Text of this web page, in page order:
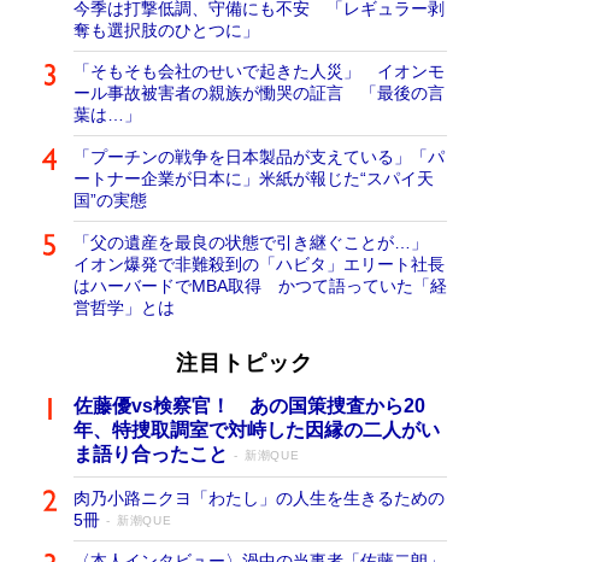
今季は打撃低調、守備にも不安 「レギュラー剥
奪も選択肢のひとつに」
「そもそも会社のせいで起きた人災」 イオンモ
ール事故被害者の親族が慟哭の証言 「最後の言
葉は…」
「プーチンの戦争を日本製品が支えている」「パ
ートナー企業が日本に」米紙が報じた“スパイ天
国”の実態
「父の遺産を最良の状態で引き継ぐことが…」
イオン爆発で非難殺到の「ハビタ」エリート社長
はハーバードでMBA取得 かつて語っていた「経
営哲学」とは
注目トピック
佐藤優vs検察官！ あの国策捜査から20
年、特捜取調室で対峙した因縁の二人がい
ま語り合ったこと
新潮QUE
肉乃小路ニクヨ「わたし」の人生を生きるための
5冊
新潮QUE